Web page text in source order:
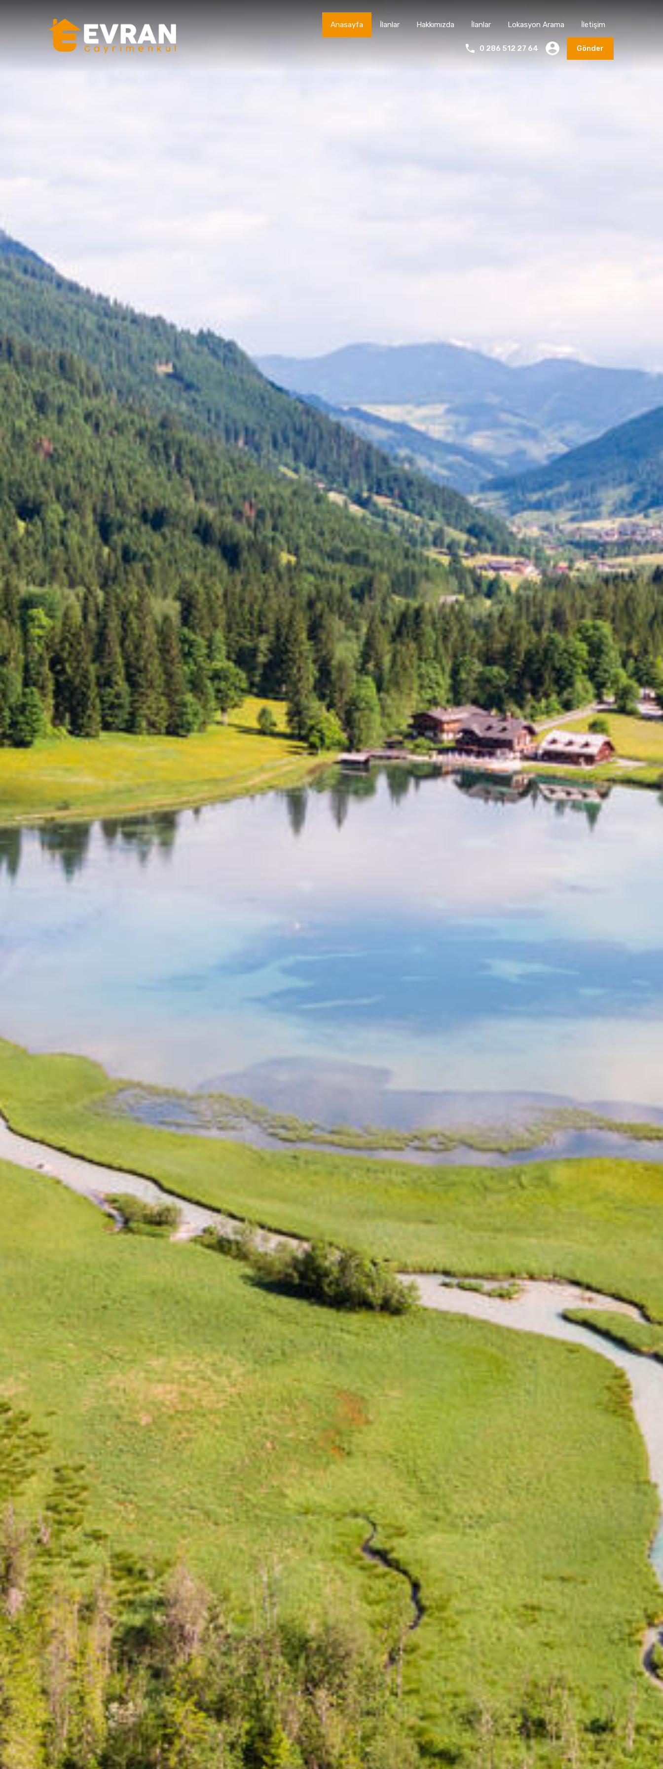
Anasayfa İlanlar Hakkımızda İlanlar Lokasyon Arama İletişim
0 286 512 27 64 Gönder